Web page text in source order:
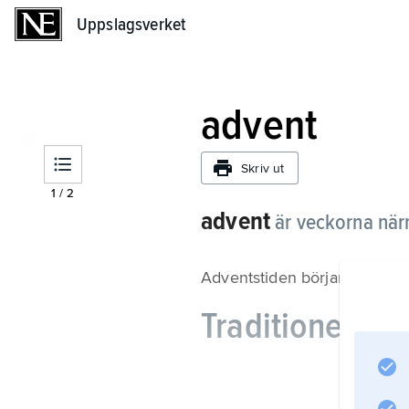
Uppslagsverket
1 /2
advent
Skriv ut
advent är veckorna
Adventstiden börjar fjärde
Traditioner